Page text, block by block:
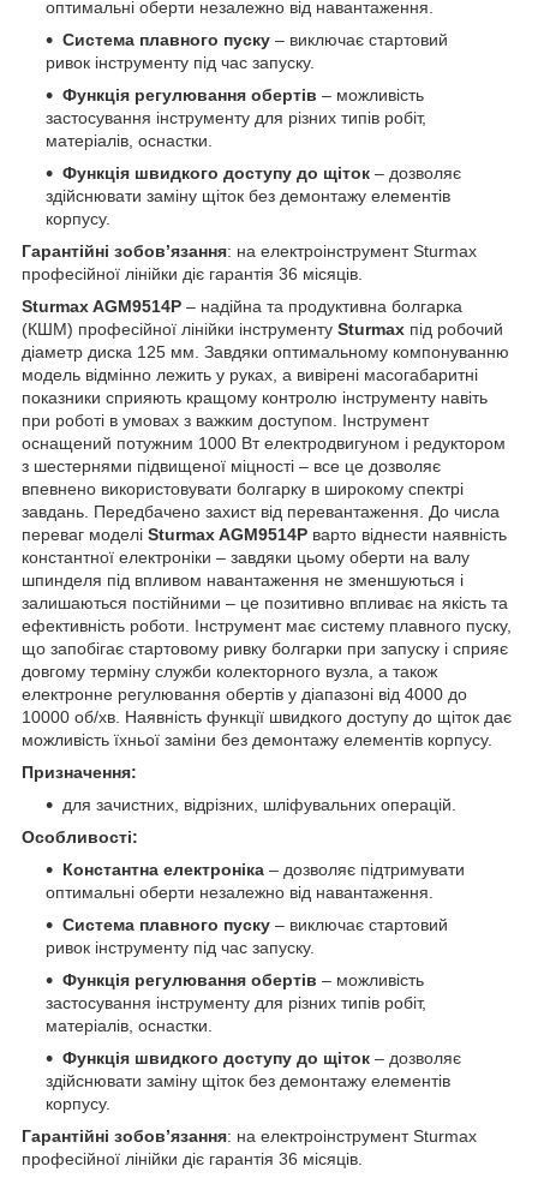
оптимальні оберти незалежно від навантаження.
Система плавного пуску – виключає стартовий
ривок інструменту під час запуску.
Функція регулювання обертів – можливість
застосування інструменту для різних типів робіт,
матеріалів, оснастки.
Функція швидкого доступу до щіток – дозволяє
здійснювати заміну щіток без демонтажу елементів
корпусу.
Гарантійні зобов’язання: на електроінструмент Sturmax
професійної лінійки діє гарантія 36 місяців.
Sturmax AGM9514P – надійна та продуктивна болгарка
(КШМ) професійної лінійки інструменту Sturmax під робочий
діаметр диска 125 мм. Завдяки оптимальному компонуванню
модель відмінно лежить у руках, а вивірені масогабаритні
показники сприяють кращому контролю інструменту навіть
при роботі в умовах з важким доступом. Інструмент
оснащений потужним 1000 Вт електродвигуном і редуктором
з шестернями підвищеної міцності – все це дозволяє
впевнено використовувати болгарку в широкому спектрі
завдань. Передбачено захист від перевантаження. До числа
переваг моделі Sturmax AGM9514P варто віднести наявність
константної електроніки – завдяки цьому оберти на валу
шпинделя під впливом навантаження не зменшуються і
залишаються постійними – це позитивно впливає на якість та
ефективність роботи. Інструмент має систему плавного пуску,
що запобігає стартовому ривку болгарки при запуску і сприяє
довгому терміну служби колекторного вузла, а також
електронне регулювання обертів у діапазоні від 4000 до
10000 об/хв. Наявність функції швидкого доступу до щіток дає
можливість їхньої заміни без демонтажу елементів корпусу.
Призначення:
для зачистних, відрізних, шліфувальних операцій.
Особливості:
Константна електроніка – дозволяє підтримувати
оптимальні оберти незалежно від навантаження.
Система плавного пуску – виключає стартовий
ривок інструменту під час запуску.
Функція регулювання обертів – можливість
застосування інструменту для різних типів робіт,
матеріалів, оснастки.
Функція швидкого доступу до щіток – дозволяє
здійснювати заміну щіток без демонтажу елементів
корпусу.
Гарантійні зобов’язання: на електроінструмент Sturmax
професійної лінійки діє гарантія 36 місяців.